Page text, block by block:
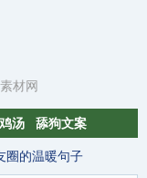
材网
汤 舔狗文案
圈的温暖句子